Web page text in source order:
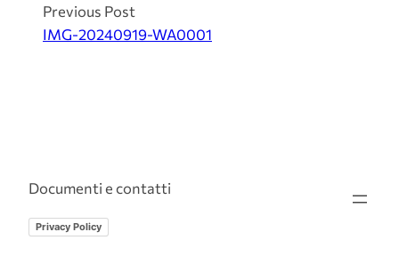
Previous Post
IMG-20240919-WA0001
Documenti e contatti
Privacy Policy